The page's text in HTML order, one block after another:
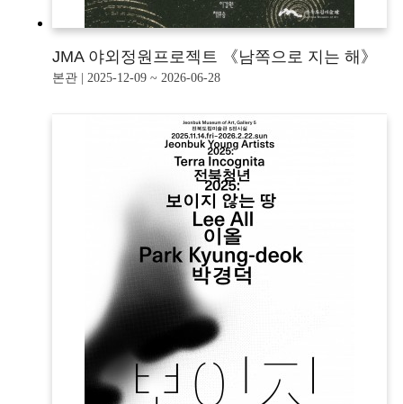
JMA 야외정원프로젝트 《남쪽으로 지는 해》
본관 | 2025-12-09 ~ 2026-06-28